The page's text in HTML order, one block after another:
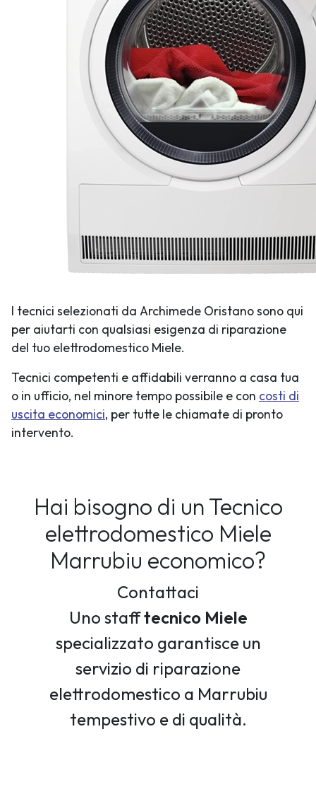
I tecnici selezionati da Archimede Oristano sono qui
per aiutarti con qualsiasi esigenza di riparazione
del tuo elettrodomestico Miele.
Tecnici competenti e affidabili verranno a casa tua
o in ufficio, nel minore tempo possibile e con costi di
uscita economici, per tutte le chiamate di pronto
intervento.
Hai bisogno di un Tecnico
elettrodomestico Miele
Marrubiu economico?
Contattaci
Uno stafftecnico Miele
specializzato garantisce un
servizio di riparazione
elettrodomestico a Marrubiu
tempestivo e di qualità.